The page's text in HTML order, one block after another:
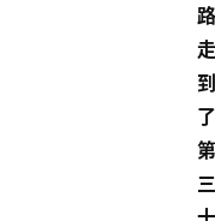
路
走
到
了
第
三